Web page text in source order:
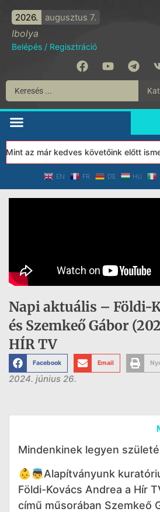
2026. augusztus 7.
Ibolya
Belépés / Regisztráció
az már kedves követőink előtt
EN FR DE HU
Napi aktuális – Földi-
és Szemkeő Gábor
HÍR TV
Facebook Email
2024. június 26.
Mindenkinek legyen
👶👼Alapítványunk
Földi-Kovács Andrea a Hír
című műsorában Szemkeő